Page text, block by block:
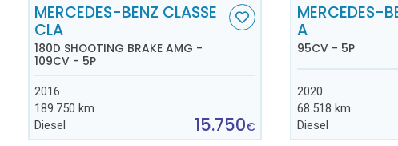
MERCEDES-BENZ CLASSE
CLA
180D SHOOTING BRAKE AMG -
109CV - 5P
2016
189.750 km
Diesel
15.750€
MERCEDES-
A
95CV - 5P
2020
68.518 km
Diesel